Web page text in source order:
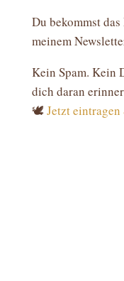
Du bekommst
meinem
Kein Spam. Kein
dich daran
🕊️Jetzt eintragen